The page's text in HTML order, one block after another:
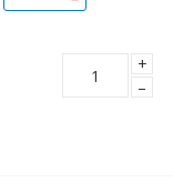
+
–